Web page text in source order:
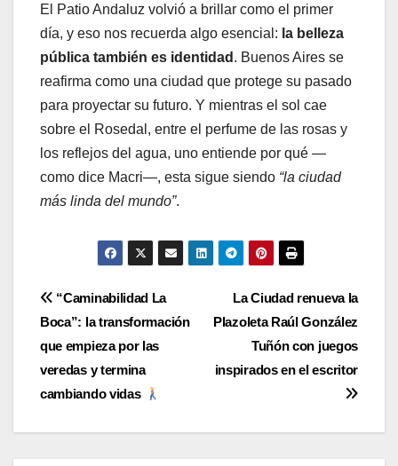
El Patio Andaluz volvió a brillar como el primer
día, y eso nos recuerda algo esencial: la belleza
pública también es identidad . Buenos Aires se
reafirma como una ciudad que protege su pasado
para proyectar su futuro. Y mientras el sol cae
sobre el Rosedal, entre el perfume de las rosas y
los reflejos del agua, uno entiende por qué —
como dice Macri—, esta sigue siendo “la ciudad
más linda del mundo”.
Navegación
de
entradas
La Ciudad renueva la
Plazoleta Raúl González
Tuñón con juegos
inspirados en el escritor
“Caminabilidad La
Boca”: la transformación
que empieza por las
veredas y termina
cambiando vidas